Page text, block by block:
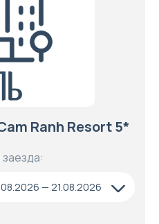
Ranh Resort 5*
— 21.08.2026